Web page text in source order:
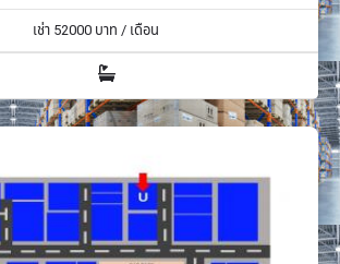
เช่า 52000 บาท / เดือน